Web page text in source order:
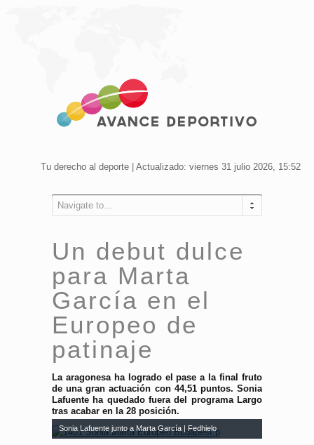
Tu derecho al deporte | Actualizado: viernes 31 julio 2026, 15:52
Navigate to...
Un debut dulce
para Marta
García en el
Europeo de
patinaje
La aragonesa ha logrado el pase a la final fruto
de una gran actuación con 44,51 puntos. Sonia
Lafuente ha quedado fuera del programa Largo
tras acabar en la 28 posición.
Sonia Lafuente junto a Marta García | Fedhielo